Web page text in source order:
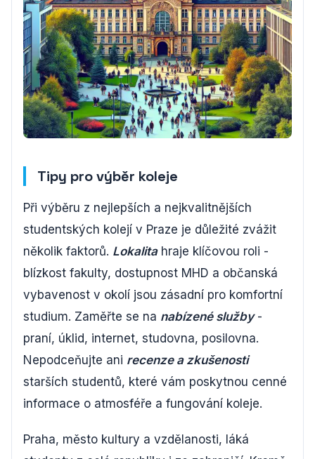
Tipy pro výběr koleje
Při výběru z nejlepších a nejkvalitnějších
studentských kolejí v Praze je důležité zvážit
několik faktorů. Lokalitahraje klíčovou roli -
blízkost fakulty, dostupnost MHD a občanská
vybavenost v okolí jsou zásadní pro komfortní
studium. Zaměřte se na nabízené služby-
praní, úklid, internet, studovna, posilovna.
Nepodceňujte ani recenze a zkušenosti
starších studentů, které vám poskytnou cenné
informace o atmosféře a fungování koleje.
Praha, město kultury a vzdělanosti, láká